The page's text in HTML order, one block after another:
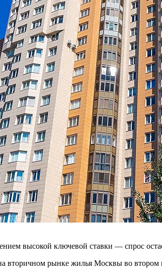
высокой ключевой ставки — спрос
вторичном рынке жилья Москвы во втором